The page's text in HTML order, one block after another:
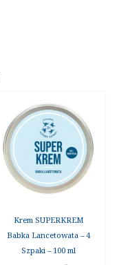
Krem SUPERKREM
Babka Lancetowata – 4
Szpaki – 100 ml